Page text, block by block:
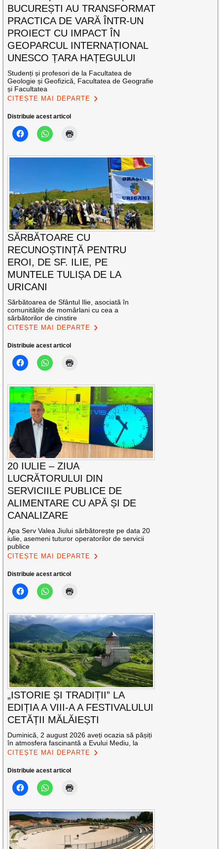
BUCUREȘTI AU TRANSFORMAT
PRACTICA DE VARĂ ÎNTR-UN
PROIECT CU IMPACT ÎN
GEOPARCUL INTERNAȚIONAL
UNESCO ȚARA HAȚEGULUI
Studenți și profesori de la Facultatea de
Geologie și Geofizică, Facultatea de Geografie
și Facultatea
CITEȘTE MAI DEPARTE
Distribuie acest articol
SĂRBĂTOARE CU
RECUNOȘTINȚĂ PENTRU
EROI, DE SF. ILIE, PE
MUNTELE TULIȘA DE LA
URICANI
Sărbătoarea de Sfântul Ilie, asociată în
comunitățile de momârlani cu cea a
sărbătorilor de cinstire
CITEȘTE MAI DEPARTE
Distribuie acest articol
20 IULIE – ZIUA
LUCRĂTORULUI DIN
SERVICIILE PUBLICE DE
ALIMENTARE CU APĂ ȘI DE
CANALIZARE
Apa Serv Valea Jiului sărbătorește pe data 20
iulie, asemeni tuturor operatorilor de servicii
publice
CITEȘTE MAI DEPARTE
Distribuie acest articol
„ISTORIE ȘI TRADIȚII” LA
EDIȚIA A VIII-A A FESTIVALULUI
CETĂȚII MĂLĂIEȘTI
Duminică, 2 august 2026 aveți ocazia să pășiți
în atmosfera fascinantă a Evului Mediu, la
CITEȘTE MAI DEPARTE
Distribuie acest articol